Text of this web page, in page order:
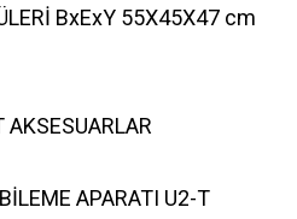
BxExY 55X45X47 cm
AKSESUARLAR
APARATI U2-T